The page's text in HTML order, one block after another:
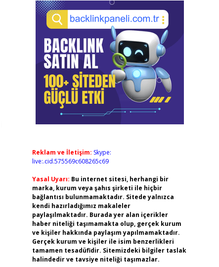
Reklam ve İletişim: Skype:
live:.cid.575569c608265c69
Yasal Uyarı: Bu internet sitesi, herhangi bir
marka, kurum veya şahıs şirketi ile hiçbir
bağlantısı bulunmamaktadır. Sitede yalnızca
kendi hazırladığımız makaleler
paylaşılmaktadır. Burada yer alan içerikler
haber niteliği taşımamakta olup, gerçek kurum
ve kişiler hakkında paylaşım yapılmamaktadır.
Gerçek kurum ve kişiler ile isim benzerlikleri
tamamen tesadüfidir. Sitemizdeki bilgiler taslak
halindedir ve tavsiye niteliği taşımazlar.